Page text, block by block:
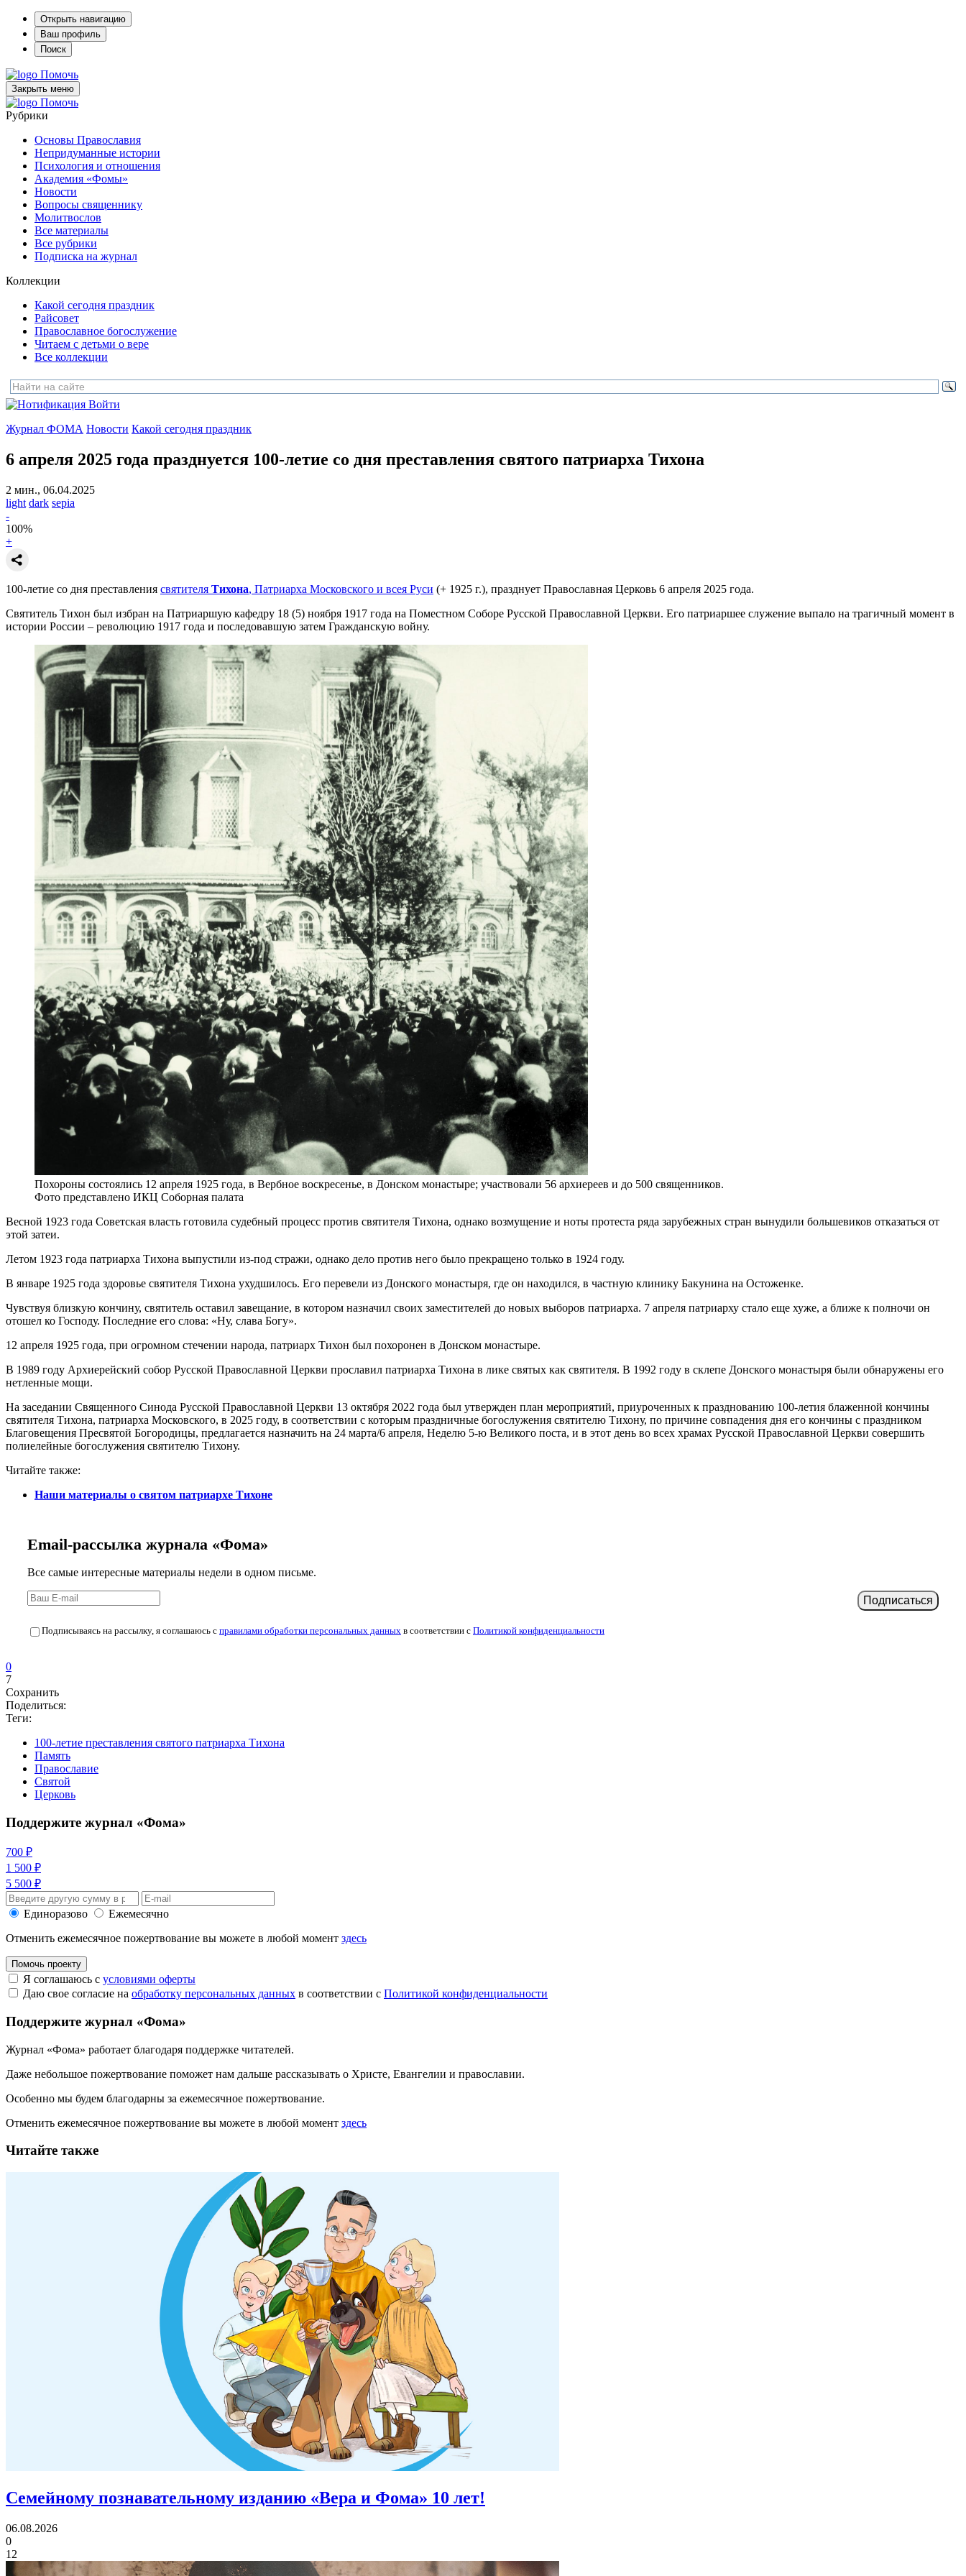
Открыть навигацию
Ваш профиль
Поиск
Помочь
Закрыть меню
Помочь
Рубрики
Основы Православия
Непридуманные истории
Психология и отношения
Академия «Фомы»
Новости
Вопросы священнику
Молитвослов
Все материалы
Все рубрики
Подписка на журнал
Коллекции
Какой сегодня праздник
Райсовет
Православное богослужение
Читаем с детьми о вере
Все коллекции
Войти
Журнал ФОМА Новости Какой сегодня праздник
6 апреля 2025 года празднуется 100-летие со дня преставления святого патриарха Тихона
2 мин., 06.04.2025
light dark sepia
-
100%
+
100-летие со дня преставления святителя Тихона, Патриарха Московского и всея Руси (+ 1925 г.), празднует Православная Церковь 6 апреля 2025 года.
Святитель Тихон был избран на Патриаршую кафедру 18 (5) ноября 1917 года на Поместном Соборе Русской Православной Церкви. Его патриаршее служение выпало на трагичный момент в
истории России – революцию 1917 года и последовавшую затем Гражданскую войну.
Похороны состоялись 12 апреля 1925 года, в Вербное воскресенье, в Донском монастыре; участвовали 56 архиереев и до 500 священников.
Фото представлено ИКЦ Соборная палата
Весной 1923 года Советская власть готовила судебный процесс против святителя Тихона, однако возмущение и ноты протеста ряда зарубежных стран вынудили большевиков отказаться от
этой затеи.
Летом 1923 года патриарха Тихона выпустили из-под стражи, однако дело против него было прекращено только в 1924 году.
В январе 1925 года здоровье святителя Тихона ухудшилось. Его перевели из Донского монастыря, где он находился, в частную клинику Бакунина на Остоженке.
Чувствуя близкую кончину, святитель оставил завещание, в котором назначил своих заместителей до новых выборов патриарха. 7 апреля патриарху стало еще хуже, а ближе к полночи он
отошел ко Господу. Последние его слова: «Ну, слава Богу».
12 апреля 1925 года, при огромном стечении народа, патриарх Тихон был похоронен в Донском монастыре.
В 1989 году Архиерейский собор Русской Православной Церкви прославил патриарха Тихона в лике святых как святителя. В 1992 году в склепе Донского монастыря были обнаружены его
нетленные мощи.
На заседании Священного Синода Русской Православной Церкви 13 октября 2022 года был утвержден план мероприятий, приуроченных к празднованию 100-летия блаженной кончины
святителя Тихона, патриарха Московского, в 2025 году, в соответствии с которым праздничные богослужения святителю Тихону, по причине совпадения дня его кончины с праздником
Благовещения Пресвятой Богородицы, предлагается назначить на 24 марта/6 апреля, Неделю 5-ю Великого поста, и в этот день во всех храмах Русской Православной Церкви совершить
полиелейные богослужения святителю Тихону.
Читайте также:
Наши материалы о святом патриархе Тихоне
Email-рассылка журнала «Фома»
Все самые интересные материалы недели в одном письме.
Подписываясь на рассылку, я соглашаюсь с правилами обработки персональных данных в соответствии с Политикой конфиденциальности
0
7
Сохранить
Поделиться:
Теги:
100-летие преставления святого патриарха Тихона
Память
Православие
Святой
Церковь
Поддержите журнал «Фома»
700 ₽
1 500 ₽
5 500 ₽
Единоразово
Ежемесячно
Отменить ежемесячное пожертвование вы можете в любой момент здесь
Помочь проекту
Я соглашаюсь с условиями оферты
Даю свое согласие на обработку персональных данных в соответствии с Политикой конфиденциальности
Поддержите журнал «Фома»
Журнал «Фома» работает благодаря поддержке читателей.
Даже небольшое пожертвование поможет нам дальше рассказывать о Христе, Евангелии и православии.
Особенно мы будем благодарны за ежемесячное пожертвование.
Отменить ежемесячное пожертвование вы можете в любой момент здесь
Читайте также
Семейному познавательному изданию «Вера и Фома» 10 лет!
06.08.2026
0
12